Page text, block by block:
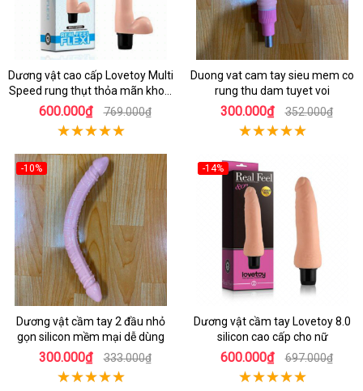
Dương vật cao cấp Lovetoy Multi
Speed rung thụt thỏa mãn khoái
cảm
600.000₫ 769.000₫
Duong vat cam tay sieu mem co
rung thu dam tuyet voi
300.000₫ 352.000₫
-10%
Dương vật cầm tay 2 đầu nhỏ
gọn silicon mềm mại dễ dùng
300.000₫ 333.000₫
-14%
Dương vật cầm tay Lovetoy 8.0
silicon cao cấp cho nữ
600.000₫ 697.000₫